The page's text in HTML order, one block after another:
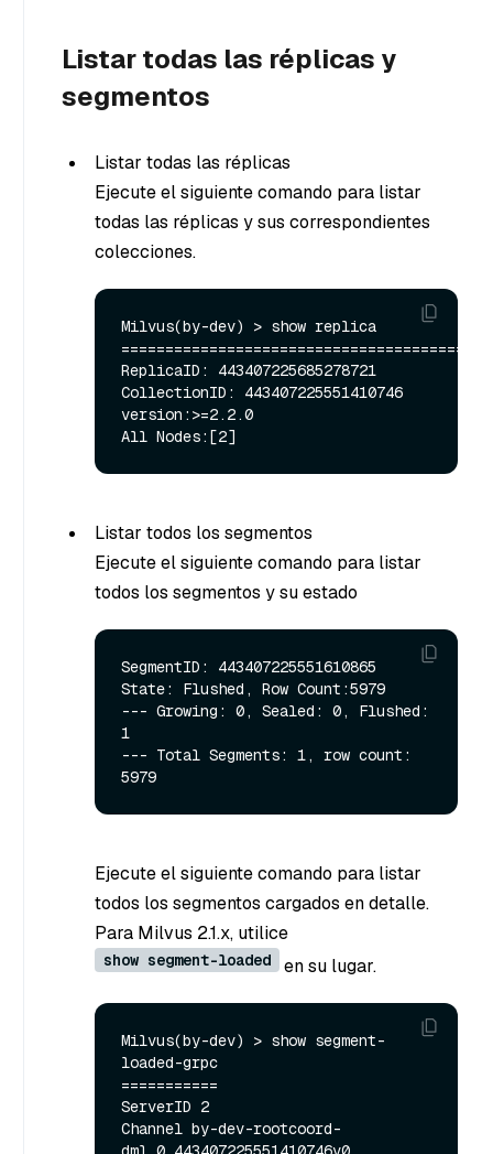
Listar todas las réplicas y
segmentos
Listar todas las réplicas
Ejecute el siguiente comando para listar
todas las réplicas y sus correspondientes
colecciones.
Milvus(by-dev) > show replica
ReplicaID: 443407225685278721
CollectionID: 443407225551410746
version:>=2.2.0
Listar todos los segmentos
Ejecute el siguiente comando para listar
todos los segmentos y su estado
SegmentID: 443407225551610865
State: Flushed, Row Count:5979
--- Growing: 0, Sealed: 0, Flushed:
1
--- Total Segments: 1, row count:
Ejecute el siguiente comando para listar
todos los segmentos cargados en detalle.
Para Milvus 2.1.x, utilice
show segment-loaded en su lugar.
Milvus(by-dev) > show segment-
loaded-grpc
===========
ServerID 2
Channel by-dev-rootcoord-